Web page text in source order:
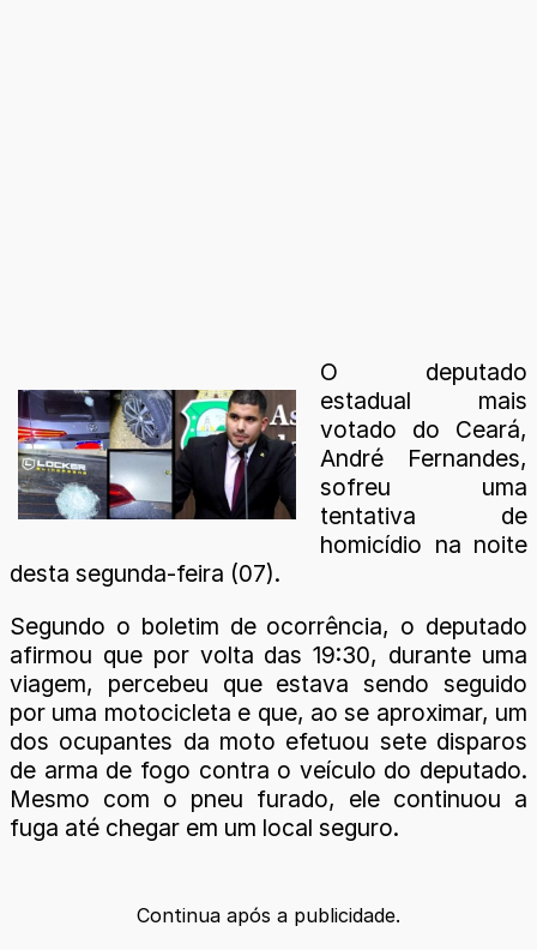
O deputado
estadual mais
votado do Ceará,
André Fernandes,
sofreu uma
tentativa de
homicídio na noite
desta segunda-feira (07).
Segundo o boletim de ocorrência, o deputado
afirmou que por volta das 19:30, durante uma
viagem, percebeu que estava sendo seguido
por uma motocicleta e que, ao se aproximar, um
dos ocupantes da moto efetuou sete disparos
de arma de fogo contra o veículo do deputado.
Mesmo com o pneu furado, ele continuou a
fuga até chegar em um local seguro.
Continua após a publicidade.